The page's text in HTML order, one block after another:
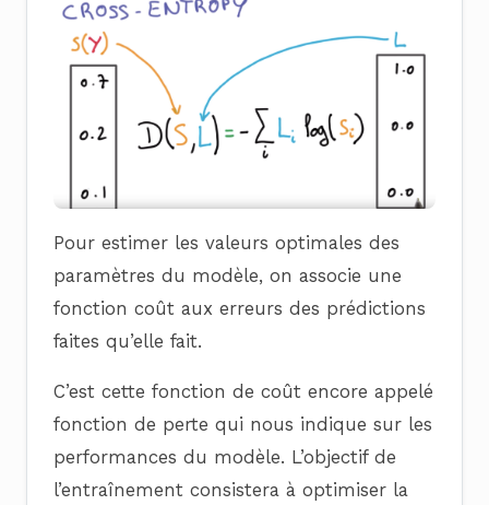
Pour estimer les valeurs optimales des
paramètres du modèle, on associe une
fonction coût aux erreurs des prédictions
faites qu’elle fait.
C’est cette fonction de coût encore appelé
fonction de perte qui nous indique sur les
performances du modèle. L’objectif de
l’entraînement consistera à optimiser la